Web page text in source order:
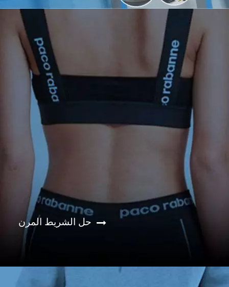
حل الشريط المرن